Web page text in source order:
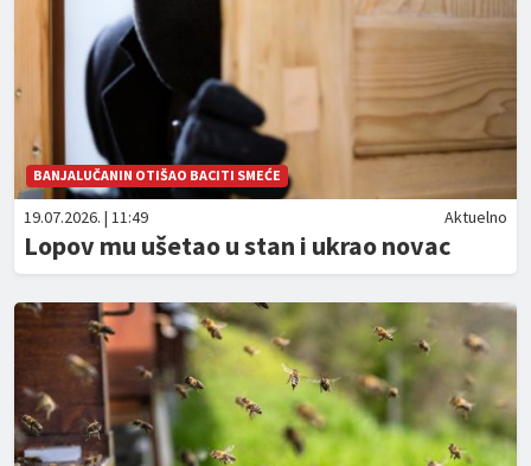
BANJALUČANIN OTIŠAO BACITI SMEĆE
19.07.2026. | 11:49 Aktuelno
Lopov mu ušetao u stan i ukrao novac